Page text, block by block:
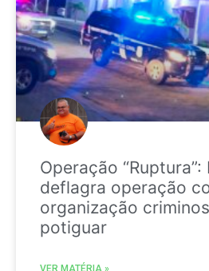
Operação
deflagra operação
organização
potiguar
VER MATÉRIA »